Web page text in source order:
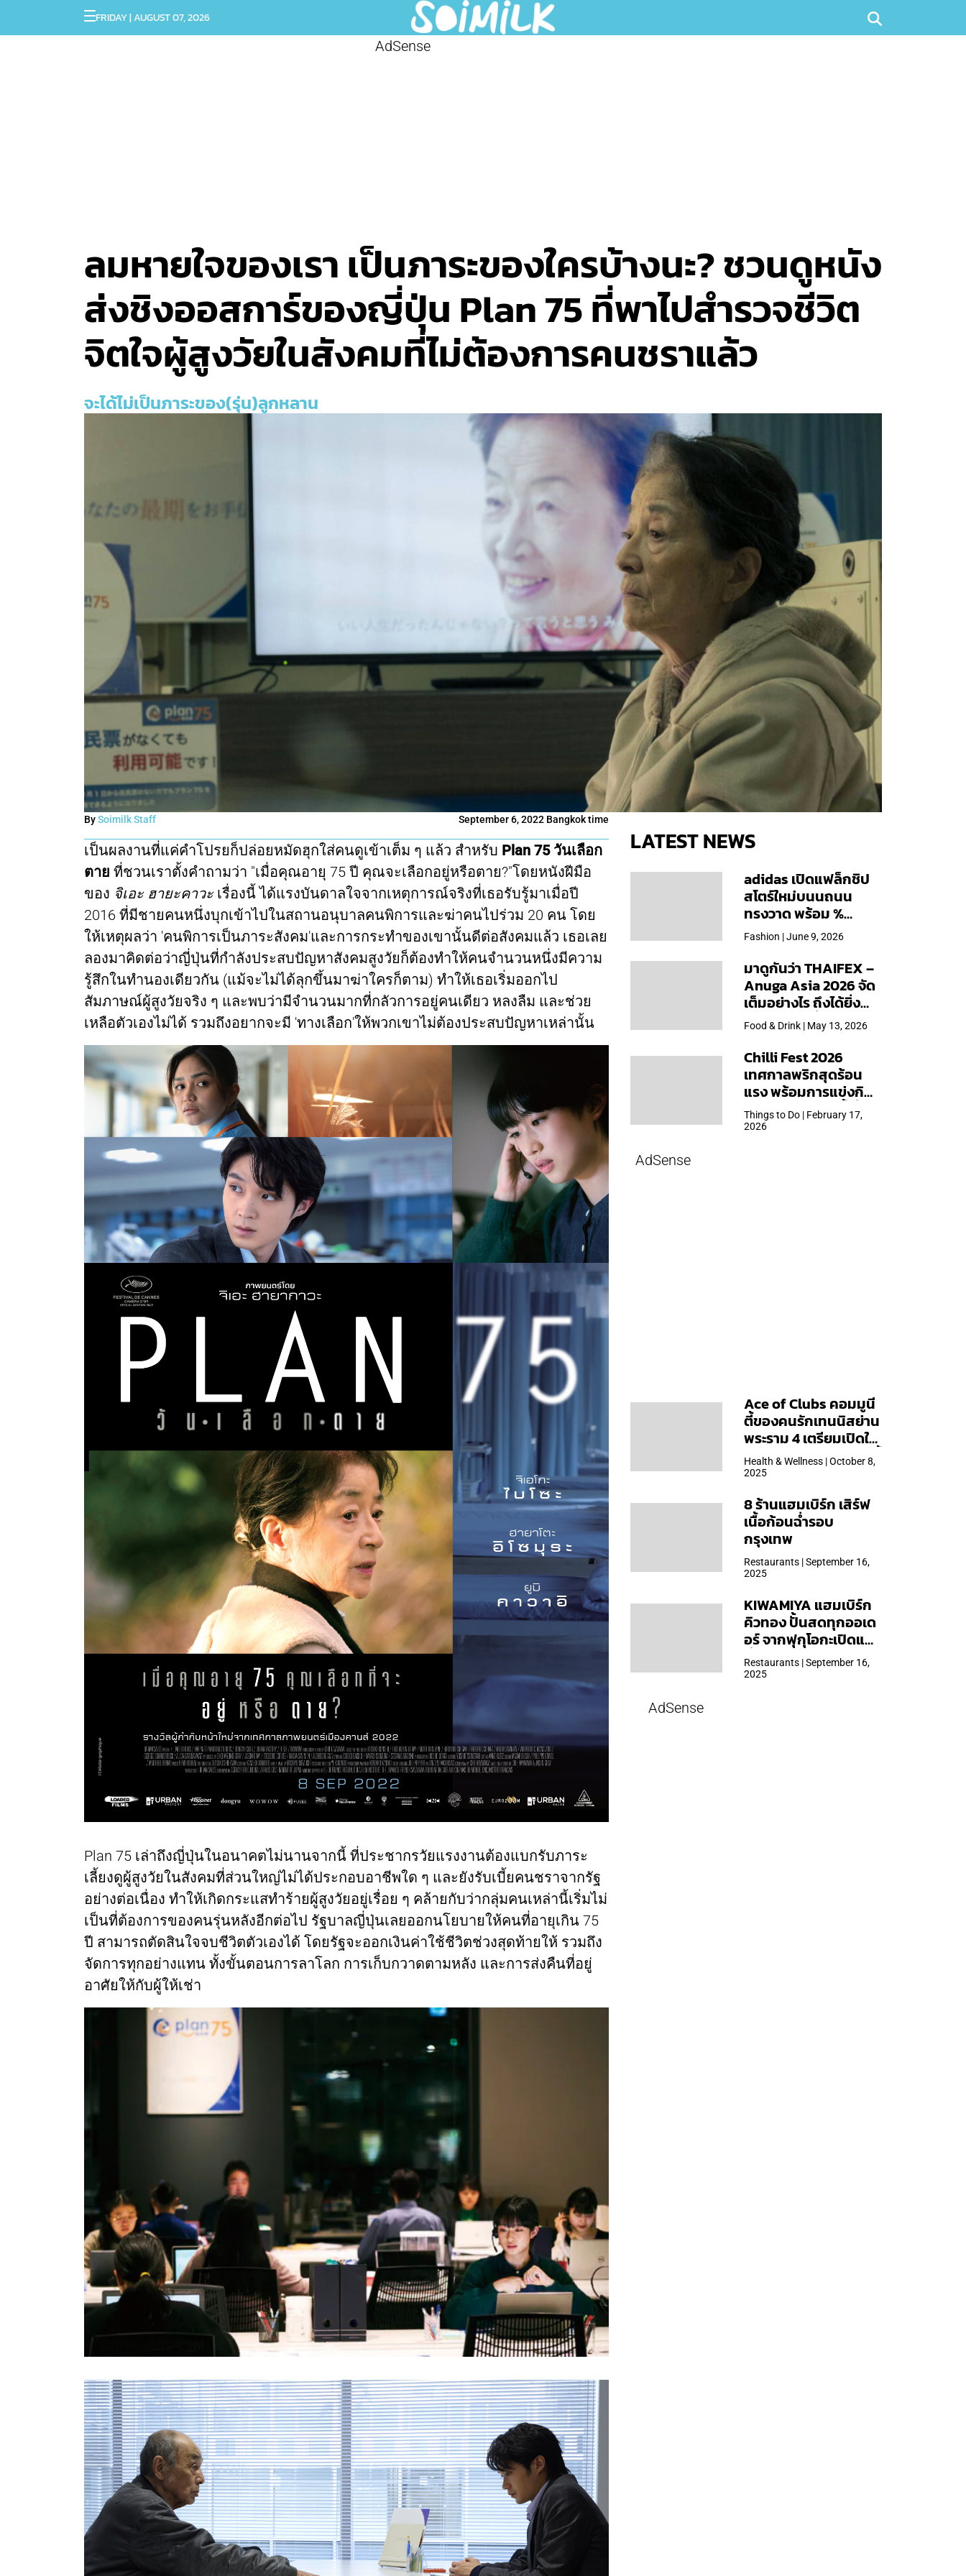
FRIDAY | AUGUST 07, 2026
AdSense
ลมหายใจของเรา เป็นภาระของใครบ้างนะ? ชวนดูหนัง
ส่งชิงออสการ์ของญี่ปุ่น Plan 75 ที่พาไปสำรวจชีวิต
จิตใจผู้สูงวัยในสังคมที่ไม่ต้องการคนชราแล้ว
จะได้ไม่เป็นภาระของ(รุ่น)ลูกหลาน
BySoimilk Staff September 6, 2022 Bangkok time
เป็นผลงานที่แค่คำโปรยก็ปล่อยหมัดฮุกใส่คนดูเข้าเต็ม ๆ แล้ว สำหรับ Plan 75 วันเลือก
ตาย ที่ชวนเราตั้งคำถามว่า "เมื่อคุณอายุ 75 ปี คุณจะเลือกอยู่หรือตาย?"โดยหนังฝีมือ
ของ จิเอะ ฮายะคาวะ เรื่องนี้ ได้แรงบันดาลใจจากเหตุการณ์จริงที่เธอรับรู้มาเมื่อปี
2016 ที่มีชายคนหนึ่งบุกเข้าไปในสถานอนุบาลคนพิการและฆ่าคนไปร่วม 20 คน โดย
ให้เหตุผลว่า 'คนพิการเป็นภาระสังคม'และการกระทำของเขานั้นดีต่อสังคมแล้ว เธอเลย
ลองมาคิดต่อว่าญี่ปุ่นที่กำลังประสบปัญหาสังคมสูงวัยก็ต้องทำให้คนจำนวนหนึ่งมีความ
รู้สึกในทำนองเดียวกัน (แม้จะไม่ได้ลุกขึ้นมาฆ่าใครก็ตาม) ทำให้เธอเริ่มออกไป
สัมภาษณ์ผู้สูงวัยจริง ๆ และพบว่ามีจำนวนมากที่กลัวการอยู่คนเดียว หลงลืม และช่วย
เหลือตัวเองไม่ได้ รวมถึงอยากจะมี 'ทางเลือก'ให้พวกเขาไม่ต้องประสบปัญหาเหล่านั้น
Plan 75 เล่าถึงญี่ปุ่นในอนาคตไม่นานจากนี้ ที่ประชากรวัยแรงงานต้องแบกรับภาระ
เลี้ยงดูผู้สูงวัยในสังคมที่ส่วนใหญ่ไม่ได้ประกอบอาชีพใด ๆ และยังรับเบี้ยคนชราจากรัฐ
อย่างต่อเนื่อง ทำให้เกิดกระแสทำร้ายผู้สูงวัยอยู่เรื่อย ๆ คล้ายกับว่ากลุ่มคนเหล่านี้เริ่มไม่
เป็นที่ต้องการของคนรุ่นหลังอีกต่อไป รัฐบาลญี่ปุ่นเลยออกนโยบายให้คนที่อายุเกิน 75
ปี สามารถตัดสินใจจบชีวิตตัวเองได้ โดยรัฐจะออกเงินค่าใช้ชีวิตช่วงสุดท้ายให้ รวมถึง
จัดการทุกอย่างแทน ทั้งขั้นตอนการลาโลก การเก็บกวาดตามหลัง และการส่งคืนที่อยู่
อาศัยให้กับผู้ให้เช่า
LATEST NEWS
adidas เปิดแฟล็กชิป
สโตร์ใหม่บนนถนน
ทรงวาด พร้อม %
Arabica และคอลเลก
ชันพิเศษเฉพาะสาขา
Fashion | June 9, 2026
มาดูกันว่า THAIFEX –
Anuga Asia 2026 จัด
เต็มอย่างไร ถึงได้ยิ่ง
ใหญ่สุดเท่าที่เคยจัดมา
Food & Drink | May 13, 2026
Chilli Fest 2026
เทศกาลพริกสุดร้อน
แรง พร้อมการแข่งกิน
พริก จัด 28 มี.ค.นี้ ที่โรง
แรมคิมป์ตัน มาลัยฯ
Things to Do | February 17,
2026
AdSense
Ace of Clubs คอมมูนี
ตี้ของคนรักเทนนิสย่าน
พระราม 4 เตรียมเปิดให้
บริการวันแรก 19 ต.ค. นี้
Health & Wellness | October 8,
2025
8 ร้านแฮมเบิร์ก เสิร์ฟ
เนื้อก้อนฉ่ำรอบ
กรุงเทพ
Restaurants | September 16,
2025
KIWAMIYA แฮมเบิร์ก
คิวทอง ปั้นสดทุกออเด
อร์ จากฟุกุโอกะเปิดแล้ว
ที่ Central Park
Restaurants | September 16,
2025
AdSense